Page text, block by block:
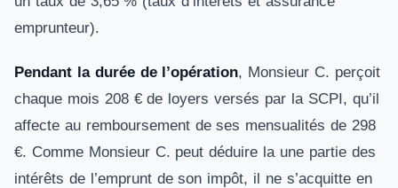
emprunteur).
Pendant la durée de l’opération, Monsieur C. perçoit
chaque mois 208 € de loyers versés par la SCPI, qu’il
affecte au remboursement de ses mensualités de 298
€. Comme Monsieur C. peut déduire la une partie des
intérêts de l’emprunt de son impôt, il ne s’acquitte en